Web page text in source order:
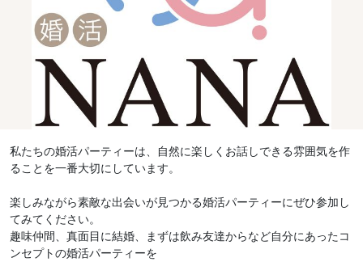
私たちの婚活パーティーは、自然に楽しくお話しできる雰囲気を作
ることを一番大切にしています。
楽しみながら素敵な出会いが見つかる婚活パーティーにぜひ参加し
てみてください。
趣味仲間、真面目に結婚、まずは飲み友達からなど自分にあったコ
ンセプトの婚活パーティーを